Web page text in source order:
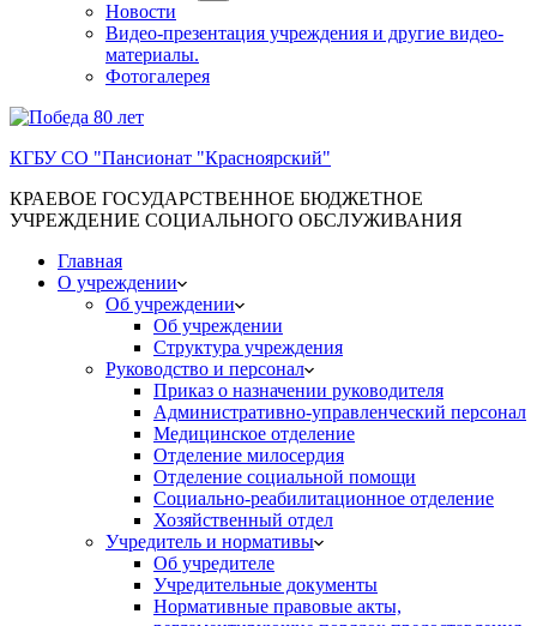
Новости
Видео-презентация учреждения и другие видео-
материалы.
Фотогалерея
КГБУ СО "Пансионат "Красноярский"
КРАЕВОЕ ГОСУДАРСТВЕННОЕ БЮДЖЕТНОЕ
УЧРЕЖДЕНИЕ СОЦИАЛЬНОГО ОБСЛУЖИВАНИЯ
Главная
О учреждении
Об учреждении
Об учреждении
Структура учреждения
Руководство и персонал
Приказ о назначении руководителя
Административно-управленческий персонал
Медицинское отделение
Отделение милосердия
Отделение социальной помощи
Социально-реабилитационное отделение
Хозяйственный отдел
Учредитель и нормативы
Об учредителе
Учредительные документы
Нормативные правовые акты,